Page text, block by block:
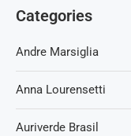
Categories
Andre Marsiglia
Anna Lourensetti
Auriverde Brasil